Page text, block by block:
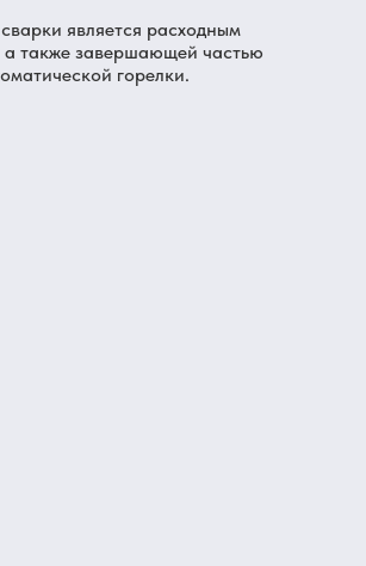
является расходным
также завершающей частью
горелки.